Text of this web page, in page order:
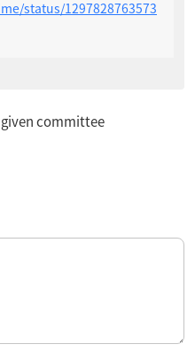
status/1297828763573
committee